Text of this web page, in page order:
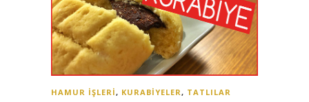
HAMUR İŞLERI, KURABIYELER, TATLILAR